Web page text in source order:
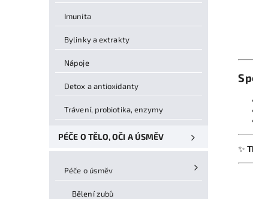
Imunita
Bylinky a extrakty
Nápoje
Detox a antioxidanty
Trávení, probiotika, enzymy
PÉČE O TĚLO, OČI A ÚSMĚV
Péče o úsměv
Bělení zubů
✨